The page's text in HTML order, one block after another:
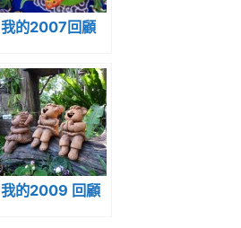
我的2007回顧
我的2009 回顧